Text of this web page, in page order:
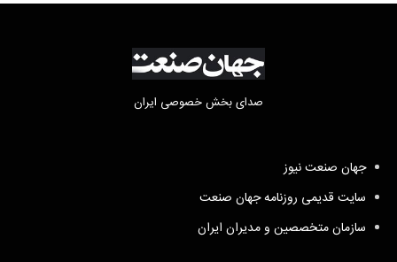
صدای بخش خصوصی ایران
جهان صنعت نیوز
سایت قدیمی روزنامه جهان صنعت
سازمان متخصصین و مدیران ایران